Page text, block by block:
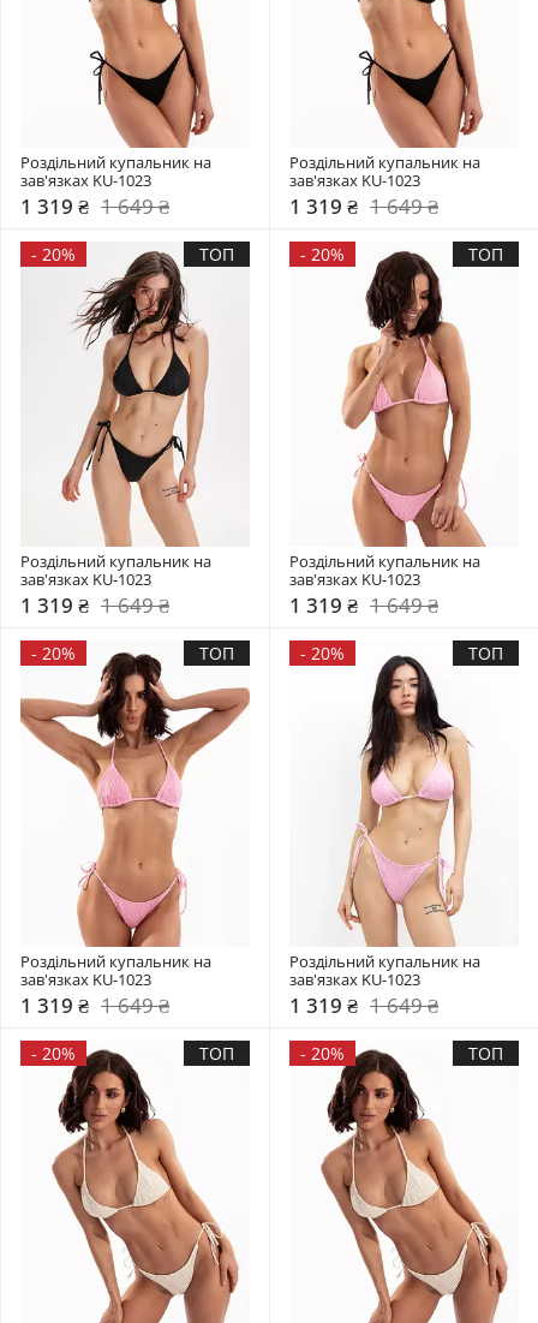
Роздільний купальник на
зав'язках KU-1023
1 319 ₴ 1 649 ₴
Роздільний купальник на
зав'язках KU-1023
1 319 ₴ 1 649 ₴
- 20% ТОП
Роздільний купальник на
зав'язках KU-1023
1 319 ₴ 1 649 ₴
- 20% ТОП
Роздільний купальник на
зав'язках KU-1023
1 319 ₴ 1 649 ₴
- 20% ТОП
Роздільний купальник на
зав'язках KU-1023
1 319 ₴ 1 649 ₴
- 20% ТОП
Роздільний купальник на
зав'язках KU-1023
1 319 ₴ 1 649 ₴
- 20% ТОП - 20% ТОП